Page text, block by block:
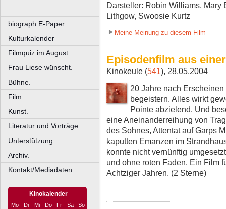
––––––––––––––––––––
biograph E-Paper
Kulturkalender
Filmquiz im August
Frau Liese wünscht.
Bühne.
Film.
Kunst.
Literatur und Vorträge.
Unterstützung.
Archiv.
Kontakt/Mediadaten
Kinokalender
Mo Di Mi Do Fr Sa So
Darsteller: Robin Williams, Mary
Lithgow, Swoosie Kurtz
Meine Meinung zu diesem Film
Episodenfilm aus
Kinokeule (541), 28.05.2004
20 Jahre nach
begeistern. Alles wirkt
Pointe abzielend. Und
eine Aneinanderreihung von
des Sohnes, Attentat auf Garps
kaputten Emanzen im
konnte nicht vernünftig
und ohne roten Faden. Ein Film
Achtziger Jahren. (2 Sterne)